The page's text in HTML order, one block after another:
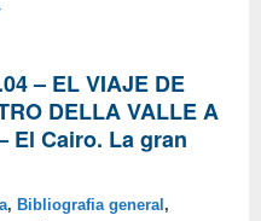
– EL VIAJE DE
DELLA VALLE A
El Cairo. La gran
, Bibliografia general ,